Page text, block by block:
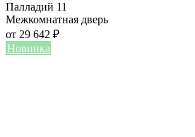
Палладий 11
Межкомнатная дверь
от 29 642 ₽
Новинка